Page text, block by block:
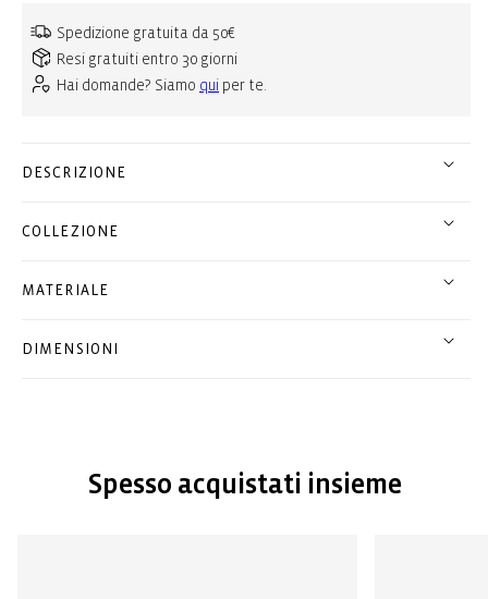
Spedizione gratuita da 50€
Resi gratuiti entro 30 giorni
Hai domande? Siamo qui per te.
DESCRIZIONE
COLLEZIONE
MATERIALE
DIMENSIONI
Spesso acquistati insieme